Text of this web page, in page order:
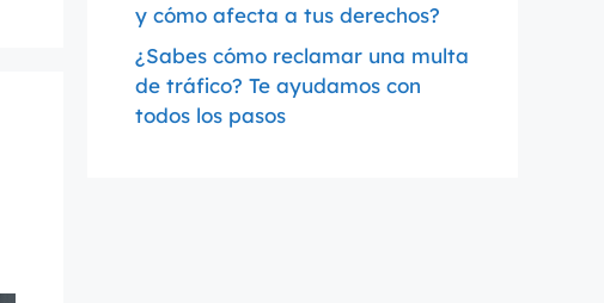
y cómo afecta a tus derechos?
¿Sabes cómo reclamar una multa
de tráfico? Te ayudamos con
todos los pasos